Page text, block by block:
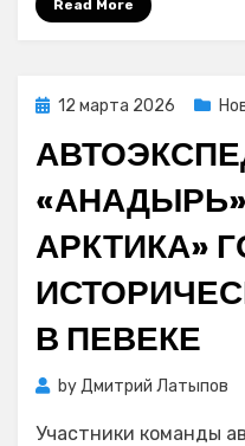
Read More
Posted
12 марта 2026
АРКТИКА»
В ПЕВЕКЕ
byДмитрий Латыпов
Участники команды